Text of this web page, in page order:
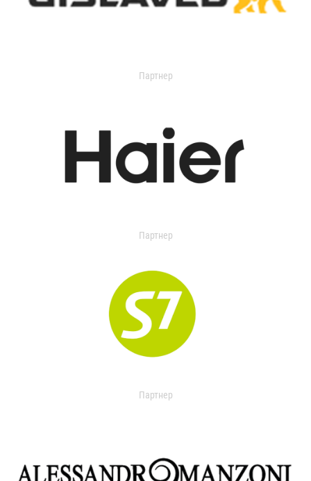
Партнер
Партнер
Партнер